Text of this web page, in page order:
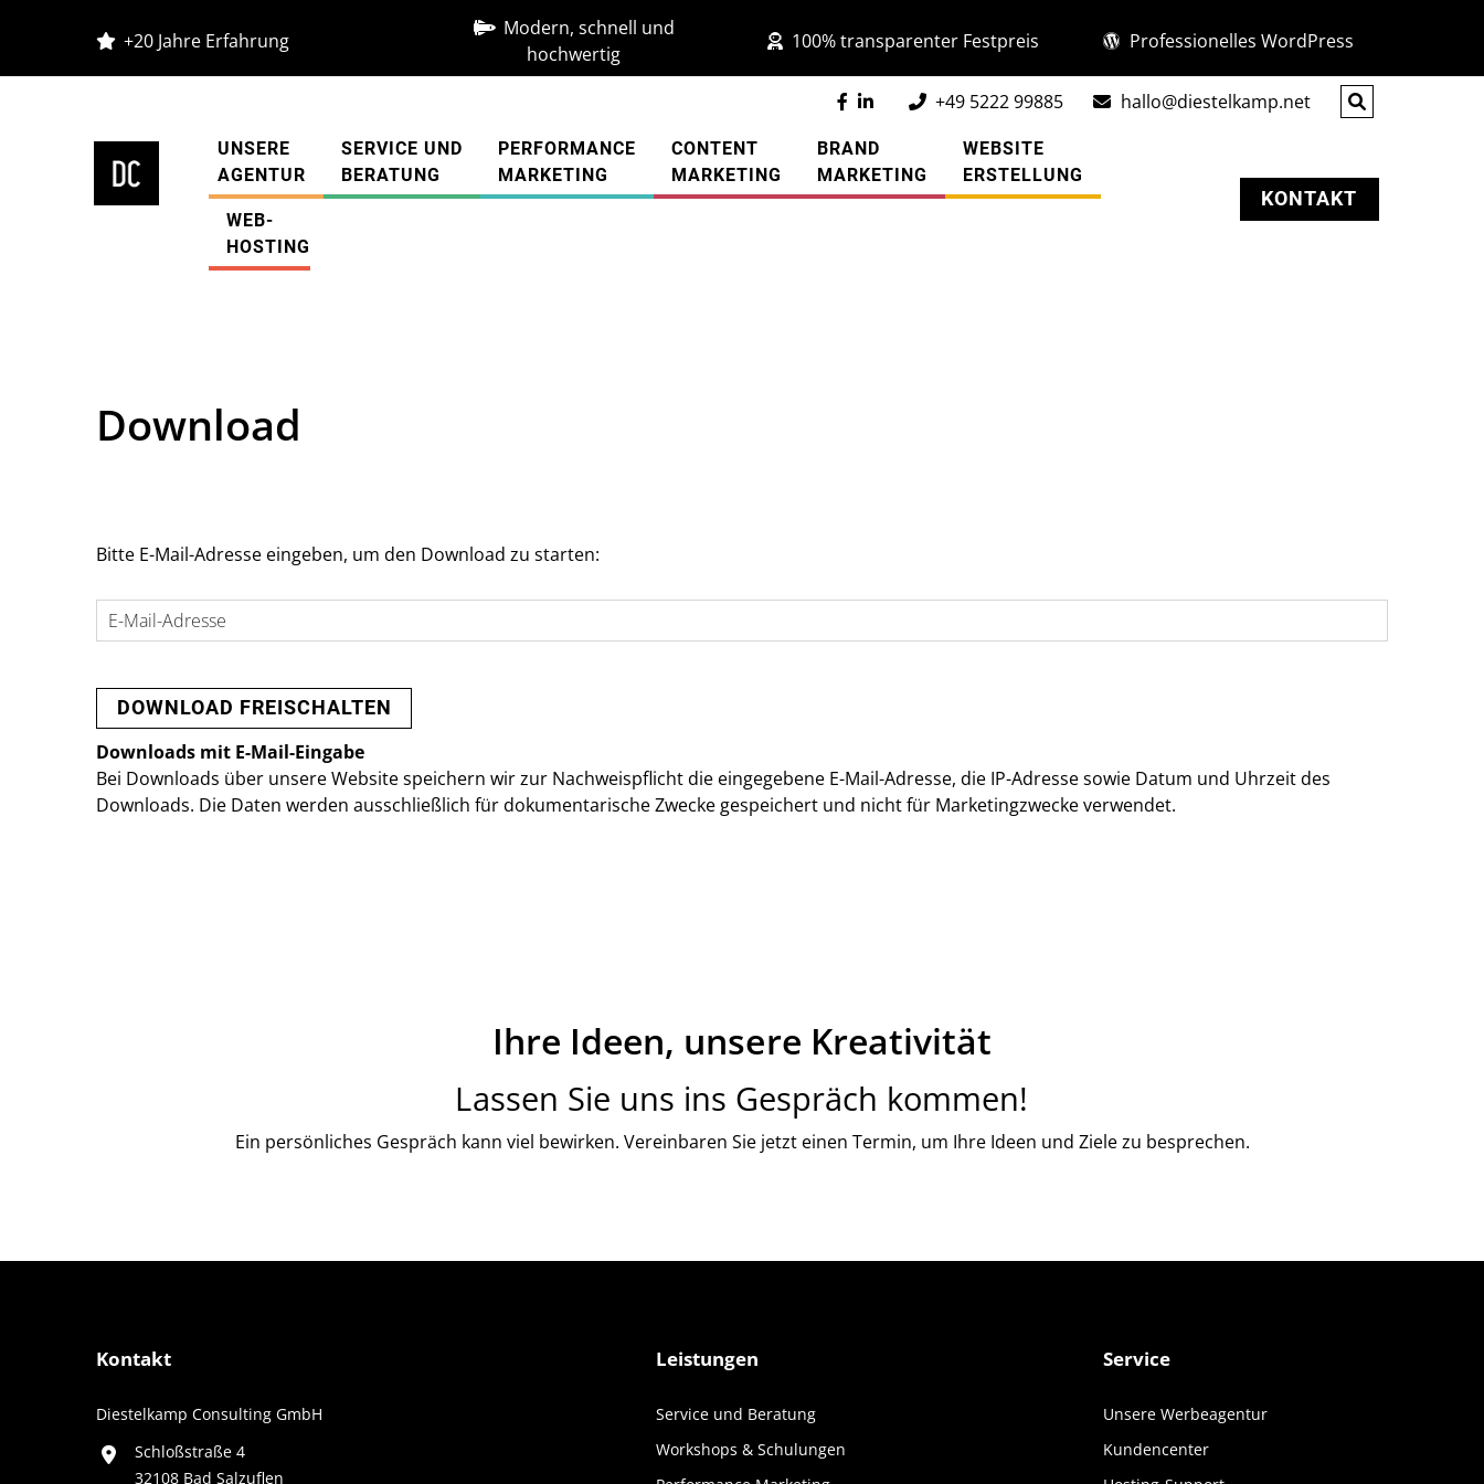
+20 Jahre Erfahrung
Modern, schnell und
hochwertig
100% transparenter Festpreis Professionelles WordPress
+49 5222 99885 hallo@diestelkamp.net
UNSERE
AGENTUR
SERVICE UND
BERATUNG
PERFORMANCE
MARKETING
CONTENT
MARKETING
BRAND
MARKETING
WEBSITE
ERSTELLUNG
WEB-
HOSTING
KONTAKT
Diestelkamp Agentur»
Download
Bitte E-Mail-Adresse eingeben, um den Download zu starten:
Downloads mit E-Mail-Eingabe
Bei Downloads über unsere Website speichern wir zur Nachweispflicht die eingegebene E-Mail-Adresse, die IP-Adresse sowie Datum und Uhrzeit des
Downloads. Die Daten werden ausschließlich für dokumentarische Zwecke gespeichert und nicht für Marketingzwecke verwendet.
Ihre Ideen, unsere Kreativität
Lassen Sie uns ins Gespräch kommen!
Ein persönliches Gespräch kann viel bewirken. Vereinbaren Sie jetzt einen Termin, um Ihre Ideen und Ziele zu besprechen.
Kontakt
Diestelkamp Consulting GmbH
Schloßstraße 4
32108 Bad Salzuflen
Leistungen
Service und Beratung
Workshops & Schulungen
Service
Unsere Werbeagentur
Kundencenter